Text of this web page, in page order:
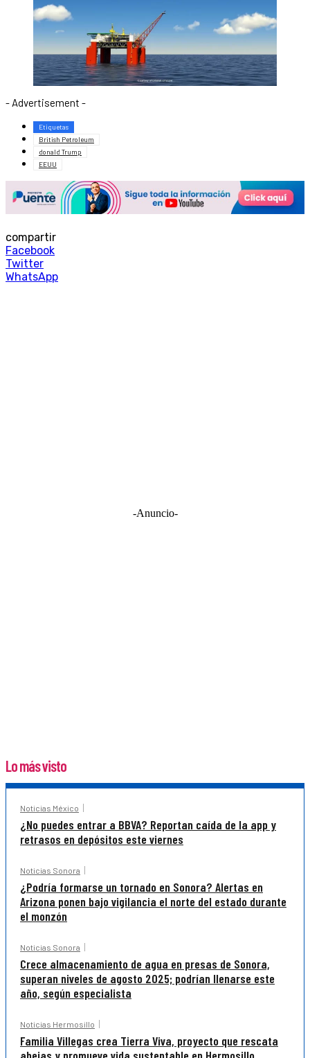
- Advertisement -
Etiquetas
British Petroleum
donald Trump
EEUU
compartir
Facebook
Twitter
WhatsApp
-Anuncio-
Lo más visto
Noticias México
¿No puedes entrar a BBVA? Reportan caída de la app y
retrasos en depósitos este viernes
Noticias Sonora
¿Podría formarse un tornado en Sonora? Alertas en
Arizona ponen bajo vigilancia el norte del estado durante
el monzón
Noticias Sonora
Crece almacenamiento de agua en presas de Sonora,
superan niveles de agosto 2025; podrían llenarse este
año, según especialista
Noticias Hermosillo
Familia Villegas crea Tierra Viva, proyecto que rescata
abejas y promueve vida sustentable en Hermosillo